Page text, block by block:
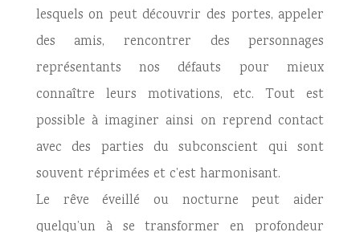
lesquels on peut découvrir des portes, appeler
des amis, rencontrer des personnages
représentants nos défauts pour mieux
connaître leurs motivations, etc. Tout est
possible à imaginer ainsi on reprend contact
avec des parties du subconscient qui sont
souvent réprimées et c’est harmonisant.
Le rêve éveillé ou nocturne peut aider
quelqu’un à se transformer en profondeur